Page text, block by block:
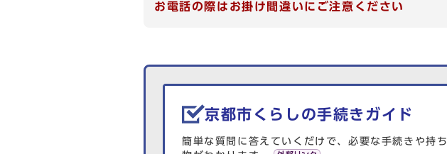
お電話の際はお掛け間違いにご注意ください
生活情報を探す
京都市くらしの手続きガイド
簡単な質問に答えていくだけで、必要な手続きや持ち